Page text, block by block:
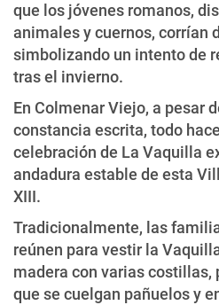
que los jóvenes romanos,
animales y cuernos, corrían
simbolizando un intento de
tras el invierno.
En Colmenar Viejo, a pesar
constancia escrita, todo
celebración de La Vaquilla
andadura estable de esta
XIII.
Tradicionalmente, las
reúnen para vestir la
madera con varias costillas,
que se cuelgan pañuelos y